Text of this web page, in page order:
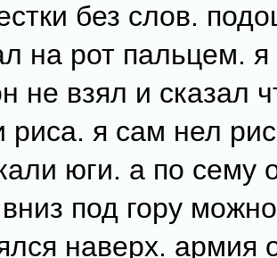
без слов.
на рот пальцем.
не взял и сказал
риса. я сам нел
юги. а по сему
под гору
наверх. армия